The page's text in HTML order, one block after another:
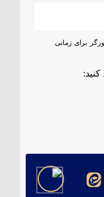
برای زمانی